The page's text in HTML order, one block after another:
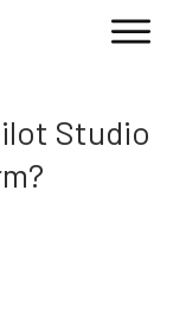
Studio